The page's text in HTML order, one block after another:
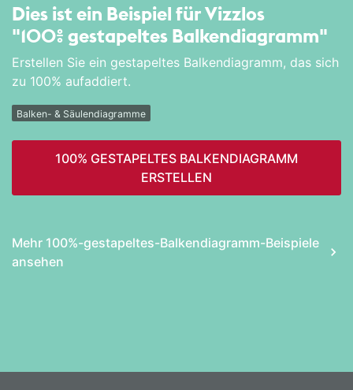
Dies ist ein Beispiel für Vizzlos
"100% gestapeltes Balken­diagramm"
Erstellen Sie ein gestapeltes Balkendiagramm, das sich
zu 100% aufaddiert.
Balken- & Säulendiagramme
100% GESTAPELTES BALKEN­DIAGRAMM
ERSTELLEN
Mehr 100%-gestapeltes-Balken­diagramm-Beispiele
ansehen